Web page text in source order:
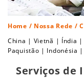
Home / Nossa Rede /
China | Vietnã | Índia |
Paquistão | Indonésia |
Serviços de